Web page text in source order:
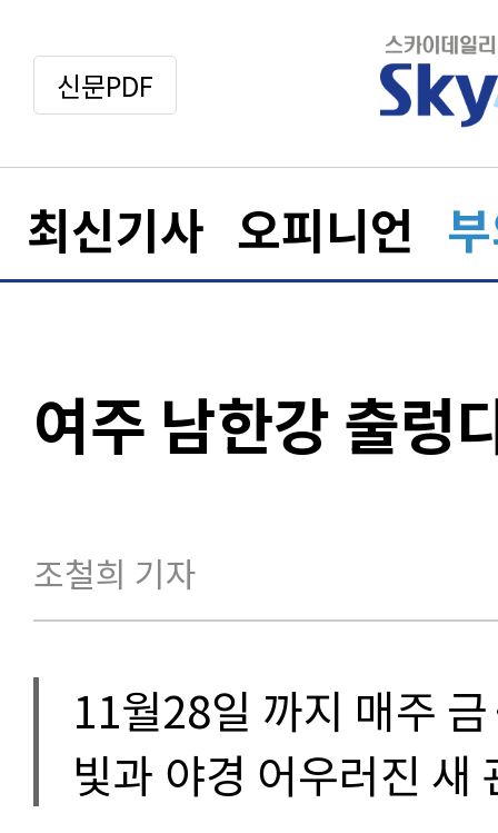
신문PDF
최신기사 오피니언
여주 남한강 출렁
조철희 기자
11월28일 까지 매주
빛과 야경 어우러진 새